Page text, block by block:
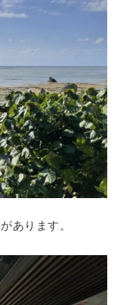
あります。